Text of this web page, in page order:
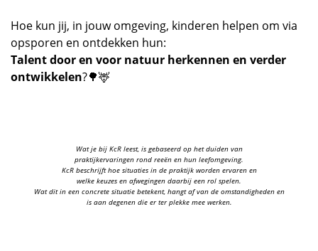
Hoe kun jij, in jouw omgeving, kinderen helpen om via
opsporen en ontdekken hun:
Talent door en voor natuur herkennen en verder
ontwikkelen?🌳🦌
Wat je bij KcR leest, is gebaseerd op het duiden van
praktijkervaringen rond reeën en hun leefomgeving.
KcR beschrijft hoe situaties in de praktijk worden ervaren en
welke keuzes en afwegingen daarbij een rol spelen.
Wat dit in een concrete situatie betekent, hangt af van de omstandigheden en
is aan degenen die er ter plekke mee werken.